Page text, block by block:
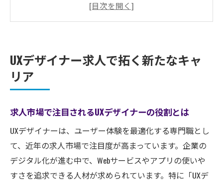
UXデザイナー求人で重視されるスキルと経
未経験OKのUXデザイナー求人に必要な準備
求人票の“未経験歓迎”表記を見極めるポイン
ト
未経験転職で求められるポートフォリオと
は
UXデザイナー求人で拓く新たなキャ
リア
求人市場で注目されるUXデザイナーの役割とは
UXデザイナーは、ユーザー体験を最適化する専門職とし
て、近年の求人市場で注目度が高まっています。企業の
デジタル化が進む中で、Webサービスやアプリの使いや
すさを追求できる人材が求められています。特に「UXデ